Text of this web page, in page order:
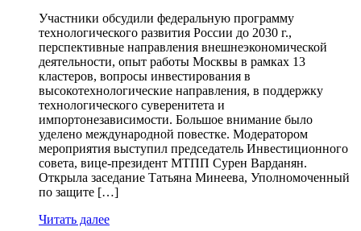
Участники обсудили федеральную программу
технологического развития России до 2030 г.,
перспективные направления внешнеэкономической
деятельности, опыт работы Москвы в рамках 13
кластеров, вопросы инвестирования в
высокотехнологические направления, в поддержку
технологического суверенитета и
импортонезависимости. Большое внимание было
уделено международной повестке. Модератором
мероприятия выступил председатель Инвестиционного
совета, вице-президент МТПП Сурен Варданян.
Открыла заседание Татьяна Минеева, Уполномоченный
по защите […]
Читать далее